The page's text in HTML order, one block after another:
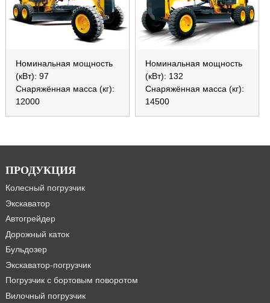
Номинальная мощность
(кВт): 97
Снаряжённая масса (кг):
12000
Номинальная мощность
(кВт): 132
Снаряжённая масса (кг):
14500
ПРОДУКЦИЯ
Колесный погрузчик
Экскаватор
Автогрейдер
Дорожный каток
Бульдозер
Экскаватор-погрузчик
Погрузчик с бортовым поворотом
Вилочный погрузчик